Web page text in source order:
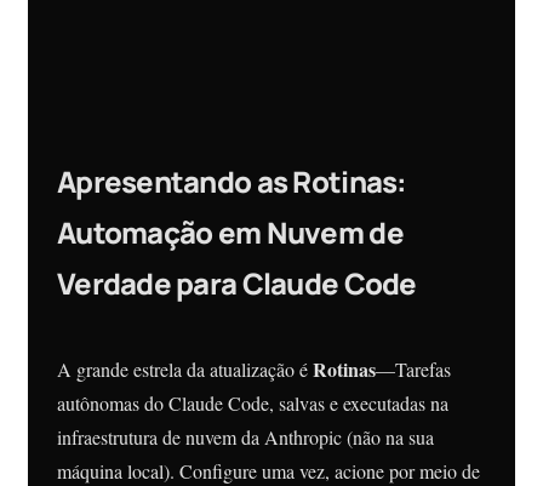
Apresentando as Rotinas:
Automação em Nuvem de
Verdade para Claude Code
A grande estrela da atualização éRotinas—Tarefas
autônomas do Claude Code, salvas e executadas na
infraestrutura de nuvem da Anthropic (não na sua
máquina local). Configure uma vez, acione por meio de